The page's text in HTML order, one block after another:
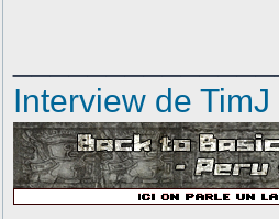
Interview de